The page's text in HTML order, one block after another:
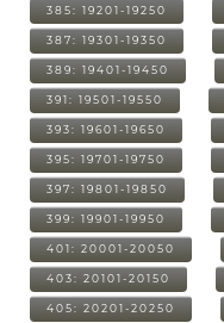
385: 19201-19250
387: 19301-19350
389: 19401-19450
391: 19501-19550
393: 19601-19650
395: 19701-19750
397: 19801-19850
399: 19901-19950
401: 20001-20050
403: 20101-20150
405: 20201-20250